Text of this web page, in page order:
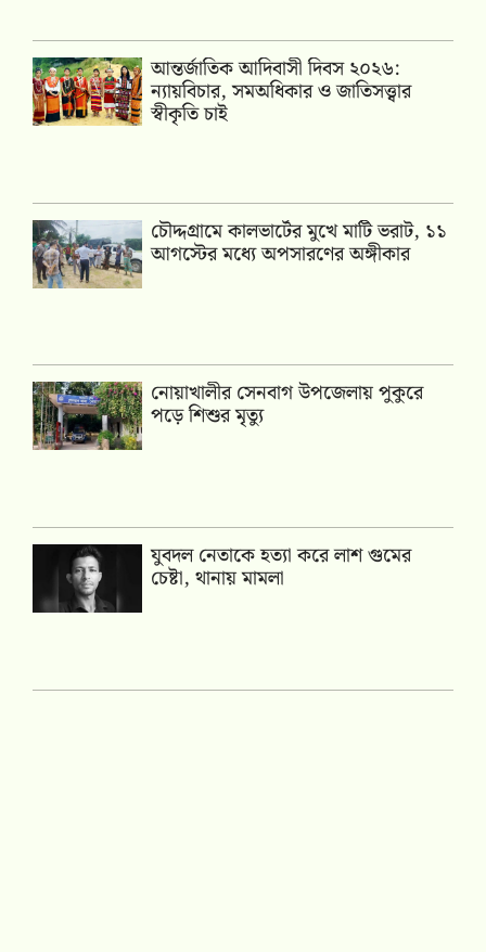
আন্তর্জাতিক আদিবাসী দিবস ২০২৬:
ন্যায়বিচার, সমঅধিকার ও জাতিসত্ত্বার
স্বীকৃতি চাই
চৌদ্দগ্রামে কালভার্টের মুখে মাটি ভরাট, ১১
আগস্টের মধ্যে অপসারণের অঙ্গীকার
নোয়াখালীর সেনবাগ উপজেলায় পুকুরে
পড়ে শিশুর মৃত্যু
যুবদল নেতাকে হত্যা করে লাশ গুমের
চেষ্টা, থানায় মামলা